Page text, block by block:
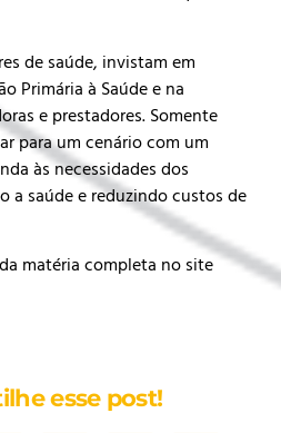
de saúde, invistam em
Primária à Saúde e na
e prestadores. Somente
para um cenário com um
às necessidades dos
a saúde e reduzindo custos de
matéria completa no site
esse post!